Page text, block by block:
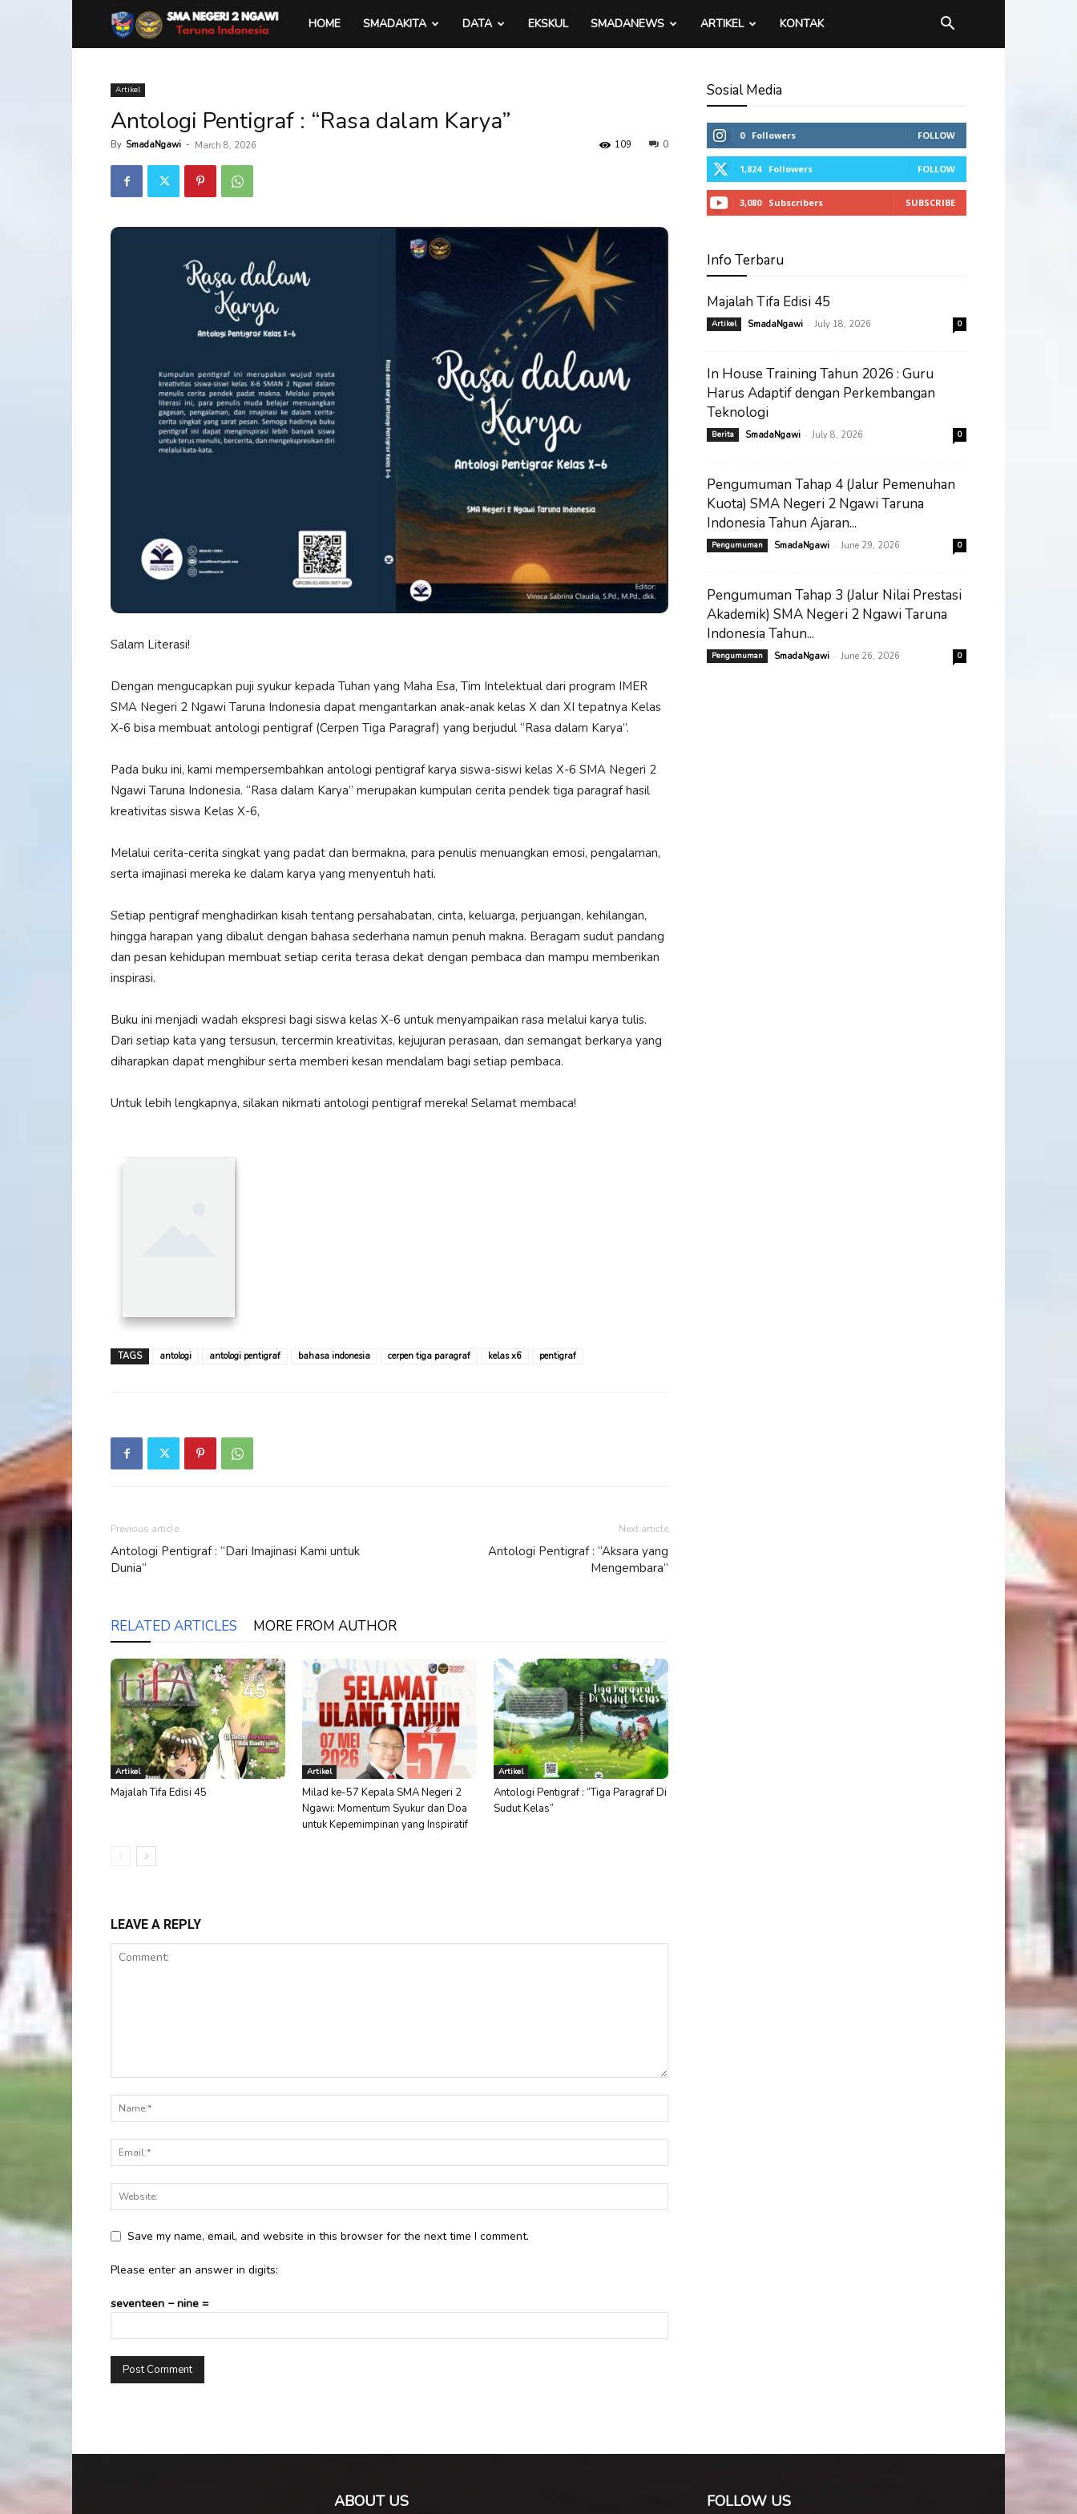
SMA
2
HOME SMADAKITA DATA EKSKUL SMADANEWS ARTIKEL KONTAK
Artikel
Antologi Pentigraf : “Rasa dalam Karya”
By SmadaNgawi - March 8, 2026 0
109
Salam Literasi!
Dengan mengucapkan puji syukur kepada Tuhan yang Maha Esa, Tim Intelektual dari program IMER
SMA Negeri 2 Ngawi Taruna Indonesia dapat mengantarkan anak-anak kelas X dan XI tepatnya Kelas
X-6 bisa membuat antologi pentigraf (Cerpen Tiga Paragraf) yang berjudul “Rasa dalam Karya”.
Pada buku ini, kami mempersembahkan antologi pentigraf karya siswa-siswi kelas X-6 SMA Negeri 2
Ngawi Taruna Indonesia. “Rasa dalam Karya” merupakan kumpulan cerita pendek tiga paragraf hasil
kreativitas siswa Kelas X-6,
Melalui cerita-cerita singkat yang padat dan bermakna, para penulis menuangkan emosi, pengalaman,
serta imajinasi mereka ke dalam karya yang menyentuh hati.
Setiap pentigraf menghadirkan kisah tentang persahabatan, cinta, keluarga, perjuangan, kehilangan,
hingga harapan yang dibalut dengan bahasa sederhana namun penuh makna. Beragam sudut pandang
dan pesan kehidupan membuat setiap cerita terasa dekat dengan pembaca dan mampu memberikan
inspirasi.
Buku ini menjadi wadah ekspresi bagi siswa kelas X-6 untuk menyampaikan rasa melalui karya tulis.
Dari setiap kata yang tersusun, tercermin kreativitas, kejujuran perasaan, dan semangat berkarya yang
diharapkan dapat menghibur serta memberi kesan mendalam bagi setiap pembaca.
Untuk lebih lengkapnya, silakan nikmati antologi pentigraf mereka! Selamat membaca!
TAGS antologi antologi pentigraf bahasa indonesia cerpen tiga paragraf kelas x6 pentigraf
Previous article
Antologi Pentigraf : “Dari Imajinasi Kami untuk
Dunia”
Next article
Antologi Pentigraf : “Aksara yang
Mengembara”
RELATED ARTICLES MORE FROM AUTHOR
Artikel
Majalah Tifa Edisi 45
Artikel
Milad ke-57 Kepala SMA Negeri 2
Ngawi: Momentum Syukur dan Doa
untuk Kepemimpinan yang Inspiratif
Artikel
Antologi Pentigraf : “Tiga Paragraf Di
Sudut Kelas”
LEAVE A REPLY
Save my name, email, and website in this browser for the next time I comment.
Please enter an answer in digits:
seventeen − nine =
Sosial Media
0 Followers FOLLOW
1,824 Followers FOLLOW
3,080 Subscribers SUBSCRIBE
Info Terbaru
Majalah Tifa Edisi 45
Artikel SmadaNgawi - July 18, 2026 0
In House Training Tahun 2026 : Guru
Harus Adaptif dengan Perkembangan
Teknologi
Berita SmadaNgawi - July 8, 2026 0
Pengumuman Tahap 4 (Jalur Pemenuhan
Kuota) SMA Negeri 2 Ngawi Taruna
Indonesia Tahun Ajaran...
Pengumuman SmadaNgawi - June 29, 2026 0
Pengumuman Tahap 3 (Jalur Nilai Prestasi
Akademik) SMA Negeri 2 Ngawi Taruna
Indonesia Tahun...
Pengumuman SmadaNgawi - June 26, 2026 0
ABOUT US FOLLOW US